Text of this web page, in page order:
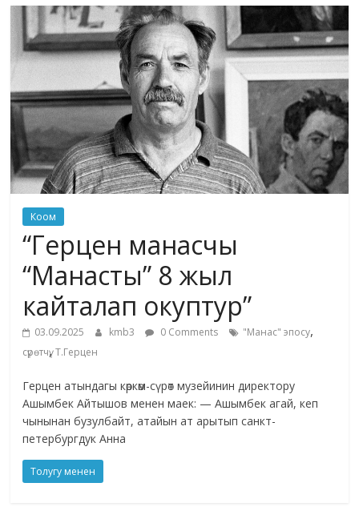
маданияты
жана
адабияты
Коом
“Герцен манасчы
“Манасты” 8 жыл
кайталап окуптур”
03.09.2025 kmb3 0 Comments "Манас" эпосу,
сүрөтчү,Т.Герцен
Герцен атындагы көркөм-сүрөт музейинин директору
Ашымбек Айтышов менен маек: — Ашымбек агай, кеп
чынынан бузулбайт, атайын ат арытып санкт-
петербургдук Анна
Толугу менен